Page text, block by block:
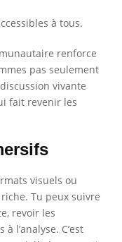
à tous.
renforce
pas seulement
vivante
fait revenir les
visuels ou
Tu peux suivre
revoir les
l’analyse. C’est